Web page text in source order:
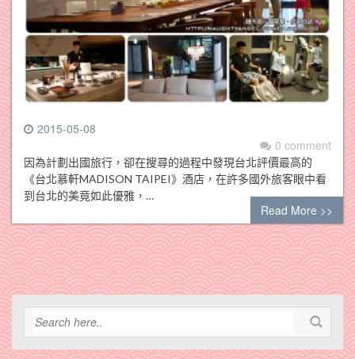
2015-05-08
0 comment
因為計劃出國旅行，卻在搜尋的過程中發現台北評價最高的
《台北慕軒MADISON TAIPEI》酒店，在許多國外旅客眼中看
到台北的美竟如此優雅，…
Read More >>